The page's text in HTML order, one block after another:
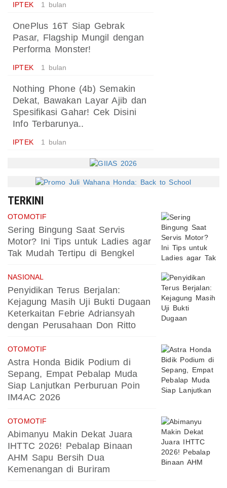
IPTEK 1 bulan
OnePlus 16T Siap Gebrak
Pasar, Flagship Mungil dengan
Performa Monster!
IPTEK 1 bulan
Nothing Phone (4b) Semakin
Dekat, Bawakan Layar Ajib dan
Spesifikasi Gahar! Cek Disini
Info Terbarunya..
IPTEK 1 bulan
TERKINI
OTOMOTIF
Sering Bingung Saat Servis
Motor? Ini Tips untuk Ladies agar
Tak Mudah Tertipu di Bengkel
NASIONAL
Penyidikan Terus Berjalan:
Kejagung Masih Uji Bukti Dugaan
Keterkaitan Febrie Adriansyah
dengan Perusahaan Don Ritto
OTOMOTIF
Astra Honda Bidik Podium di
Sepang, Empat Pebalap Muda
Siap Lanjutkan Perburuan Poin
IM4AC 2026
OTOMOTIF
Abimanyu Makin Dekat Juara
IHTTC 2026! Pebalap Binaan
AHM Sapu Bersih Dua
Kemenangan di Buriram